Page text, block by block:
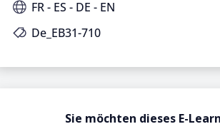
FR - ES - DE - EN
De_EB31-710
Sie möchten dieses E-